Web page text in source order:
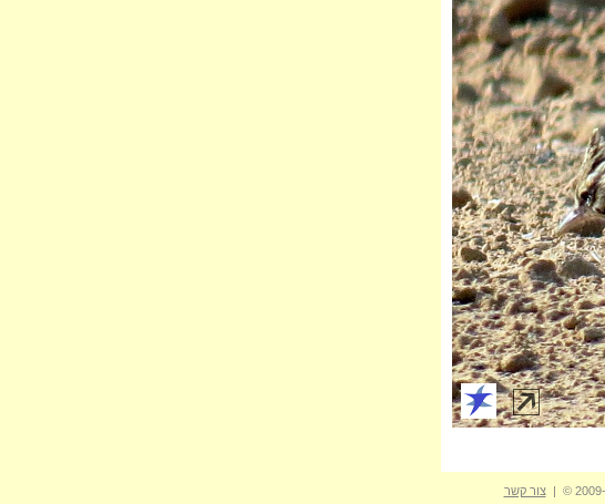
צור קשר